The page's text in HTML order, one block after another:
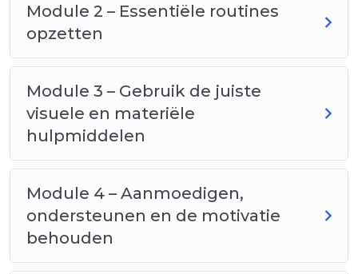
identificeren, naar de oplossing
begeleiden
Zinnen om te vermijden: « Maar nee,
maar, ik doe het wel »
De nodige tijd geven om na te denken
en te corrigeren zonder druk
Praktijkvoorbeeld: Nathan en de
gelamineerde checklist voor
Module 2 – Essentiële routines
opzetten
Module 3 – Gebruik de juiste
visuele en materiële
hulpmiddelen
Module 4 – Aanmoedigen,
ondersteunen en de motivatie
behouden